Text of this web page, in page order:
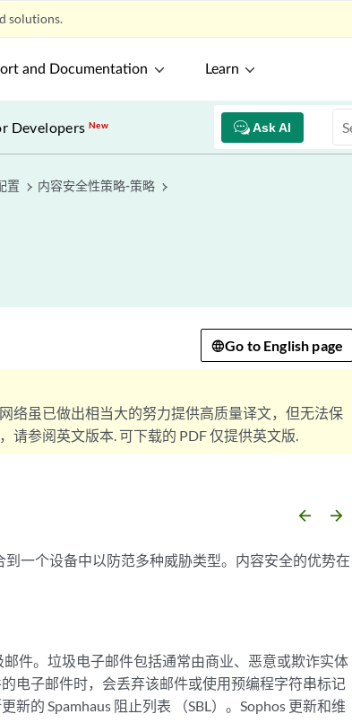
solutions.
and Documentation Learn
Ask AI
DevelopersNew
置 内容安全性策略-策略
Go to English page
络虽已做出相当大的努力提供高质量译文，但无法保
参阅英文版本. 可下载的 PDF 仅提供英文版.
arrow_backward arrow_forward
一个设备中以防范多种威胁类型。内容安全的优势在
件。垃圾电子邮件包括通常由商业、恶意或欺诈实体
电子邮件时，会丢弃该邮件或使用预编程字符串标记
的 Spamhaus 阻止列表 （SBL）。Sophos 更新和维